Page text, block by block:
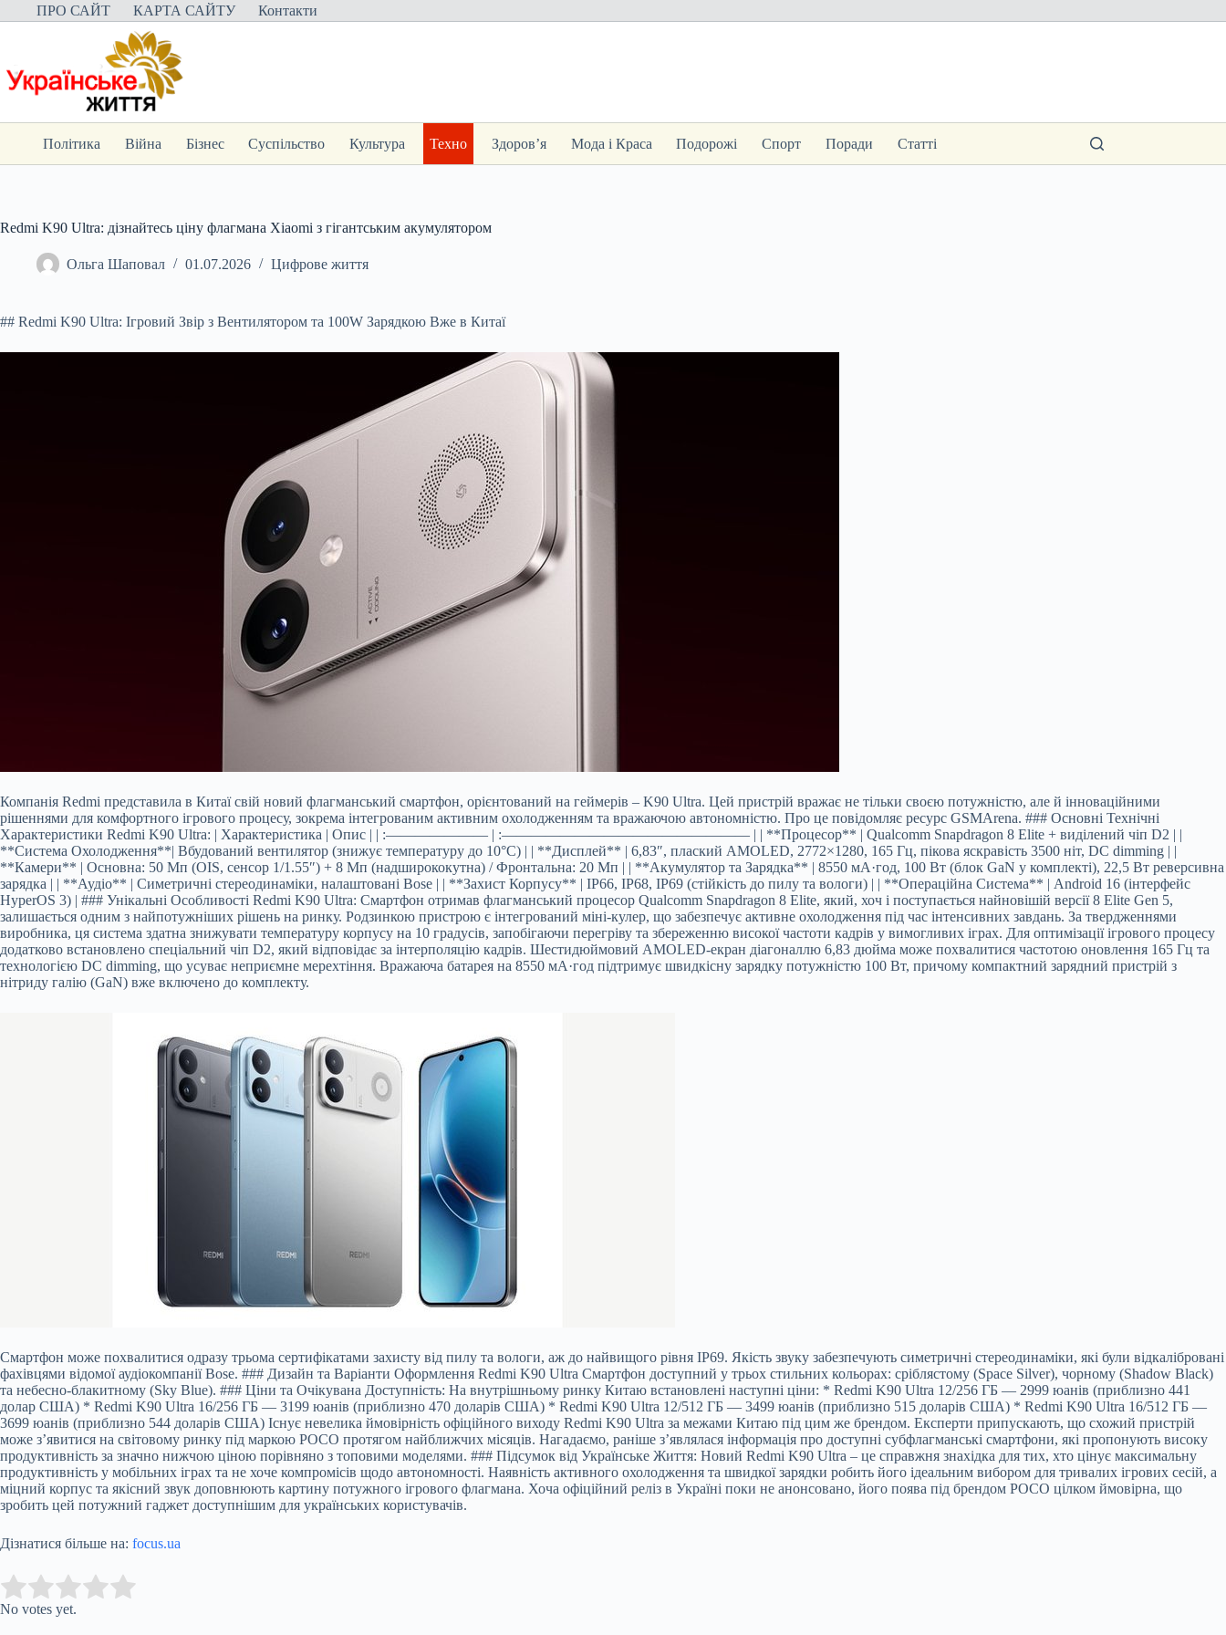
Перейти
до
ПРО САЙТ КАРТА САЙТУ Контакти
Політика Війна Бізнес Суспільство Культура Техно Здоров’я Мода і Краса Подорожі Спорт Поради Статті
Redmi K90 Ultra: дізнайтесь ціну флагмана Xiaomi з гігантським акумулятором
Ольга Шаповал 01.07.2026 Цифрове життя
## Redmi K90 Ultra: Ігровий Звір з Вентилятором та 100W Зарядкою Вже в Китаї
Компанія Redmi представила в Китаї свій новий флагманський смартфон, орієнтований на геймерів – K90 Ultra. Цей пристрій вражає не тільки своєю потужністю, але й інноваційними
рішеннями для комфортного ігрового процесу, зокрема інтегрованим активним охолодженням та вражаючою автономністю. Про це повідомляє ресурс GSMArena. ### Основні Технічні
Характеристики Redmi K90 Ultra: | Характеристика | Опис | | :——————— | :————————————————— | | **Процесор** | Qualcomm Snapdragon 8 Elite + виділений чіп D2 | |
**Система Охолодження**| Вбудований вентилятор (знижує температуру до 10°C) | | **Дисплей** | 6,83″, плаский AMOLED, 2772×1280, 165 Гц, пікова яскравість 3500 ніт, DC dimming | |
**Камери** | Основна: 50 Мп (OIS, сенсор 1/1.55″) + 8 Мп (надширококутна) / Фронтальна: 20 Мп | | **Акумулятор та Зарядка** | 8550 мА·год, 100 Вт (блок GaN у комплекті), 22,5 Вт реверсивна
зарядка | | **Аудіо** | Симетричні стереодинаміки, налаштовані Bose | | **Захист Корпусу** | IP66, IP68, IP69 (стійкість до пилу та вологи) | | **Операційна Система** | Android 16 (інтерфейс
HyperOS 3) | ### Унікальні Особливості Redmi K90 Ultra: Смартфон отримав флагманський процесор Qualcomm Snapdragon 8 Elite, який, хоч і поступається найновішій версії 8 Elite Gen 5,
залишається одним з найпотужніших рішень на ринку. Родзинкою пристрою є інтегрований міні-кулер, що забезпечує активне охолодження під час інтенсивних завдань. За твердженнями
виробника, ця система здатна знижувати температуру корпусу на 10 градусів, запобігаючи перегріву та збереженню високої частоти кадрів у вимогливих іграх. Для оптимізації ігрового процесу
додатково встановлено спеціальний чіп D2, який відповідає за інтерполяцію кадрів. Шестидюймовий AMOLED-екран діагоналлю 6,83 дюйма може похвалитися частотою оновлення 165 Гц та
технологією DC dimming, що усуває неприємне мерехтіння. Вражаюча батарея на 8550 мА·год підтримує швидкісну зарядку потужністю 100 Вт, причому компактний зарядний пристрій з
нітриду галію (GaN) вже включено до комплекту.
Смартфон може похвалитися одразу трьома сертифікатами захисту від пилу та вологи, аж до найвищого рівня IP69. Якість звуку забезпечують симетричні стереодинаміки, які були відкалібровані
фахівцями відомої аудіокомпанії Bose. ### Дизайн та Варіанти Оформлення Redmi K90 Ultra Смартфон доступний у трьох стильних кольорах: сріблястому (Space Silver), чорному (Shadow Black)
та небесно-блакитному (Sky Blue). ### Ціни та Очікувана Доступність: На внутрішньому ринку Китаю встановлені наступні ціни: * Redmi K90 Ultra 12/256 ГБ — 2999 юанів (приблизно 441
долар США) * Redmi K90 Ultra 16/256 ГБ — 3199 юанів (приблизно 470 доларів США) * Redmi K90 Ultra 12/512 ГБ — 3499 юанів (приблизно 515 доларів США) * Redmi K90 Ultra 16/512 ГБ —
3699 юанів (приблизно 544 доларів США) Існує невелика ймовірність офіційного виходу Redmi K90 Ultra за межами Китаю під цим же брендом. Експерти припускають, що схожий пристрій
може з’явитися на світовому ринку під маркою POCO протягом найближчих місяців. Нагадаємо, раніше з’являлася інформація про доступні субфлагманські смартфони, які пропонують високу
продуктивність за значно нижчою ціною порівняно з топовими моделями. ### Підсумок від Українське Життя: Новий Redmi K90 Ultra – це справжня знахідка для тих, хто цінує максимальну
продуктивність у мобільних іграх та не хоче компромісів щодо автономності. Наявність активного охолодження та швидкої зарядки робить його ідеальним вибором для тривалих ігрових сесій, а
міцний корпус та якісний звук доповнюють картину потужного ігрового флагмана. Хоча офіційний реліз в Україні поки не анонсовано, його поява під брендом POCO цілком ймовірна, що
зробить цей потужний гаджет доступнішим для українських користувачів.
Дізнатися більше на: focus.ua
Rate this item:
No votes yet.